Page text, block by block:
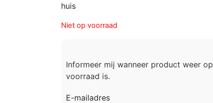
huis
Niet op voorraad
Informeer mij wanneer product weer op
voorraad is.
E-mailadres